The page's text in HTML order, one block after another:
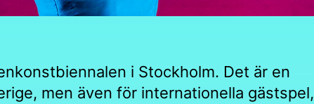
i Stockholm. Det är en
men även för internationella gästspel,